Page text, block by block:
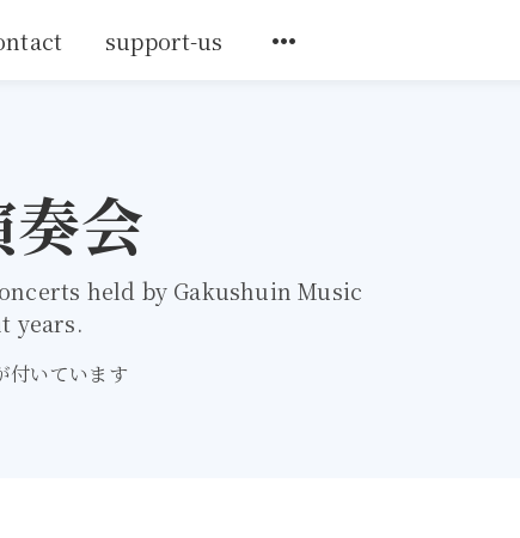
support-us
会
held by Gakushuin Music
years.
付いています